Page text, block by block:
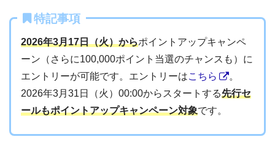
特記事項
2026年3月17日（火）からポイントアップキャンペ
ーン（さらに100,000ポイント当選のチャンスも）に
エントリーが可能です。エントリーはこちら
。
2026年3月31日（火）00:00からスタートする先行セ
ールもポイントアップキャンペーン対象です。